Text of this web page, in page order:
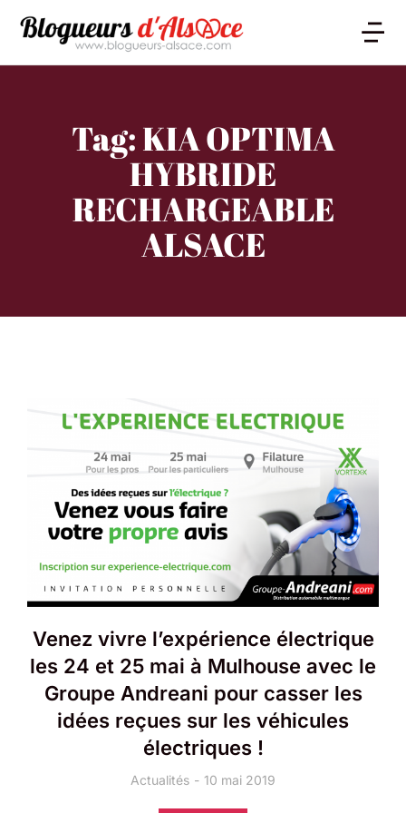
Tag: KIA OPTIMA
HYBRIDE
RECHARGEABLE
ALSACE
Venez vivre l’expérience électrique
les 24 et 25 mai à Mulhouse avec le
Groupe Andreani pour casser les
idées reçues sur les véhicules
électriques !
Actualités 10 mai 2019